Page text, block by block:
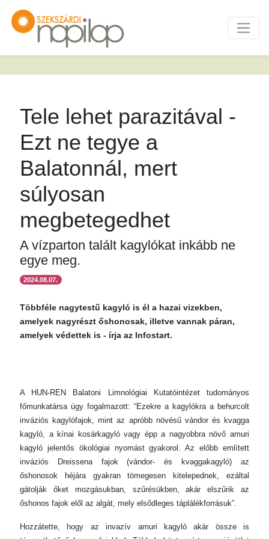
Tele lehet parazitával -
Ezt ne tegye a
Balatonnál, mert
súlyosan
megbetegedhet
A vízparton talált kagylókat inkább ne
egye meg.
2024.08.07.
Többféle nagytestű kagyló is él a hazai vizekben,
amelyek nagyrészt őshonosak, illetve vannak páran,
amelyek védettek is - írja az Infostart.
A HUN-REN Balatoni Limnológiai Kutatóintézet tudományos
főmunkatársa úgy fogalmazott: “Ezekre a kagylókra a behurcolt
inváziós kagylófajok, mint az apróbb növésű vándor és kvagga
kagyló, a kínai kosárkagyló vagy épp a nagyobbra növő amuri
kagyló jelentős ökológiai nyomást gyakorol. Az előbb említett
inváziós Dreissena fajok (vándor- és kvaggakagyló) az
őshonosok héjára gyakran tömegesen kitelepednek, ezáltal
gátolják őket mozgásukban, szűrésükben, akár elszűrik az
őshonos fajok elől az algát, mely elsődleges táplálékforrásuk”.
Hozzátette, hogy az invazív amuri kagyló akár össze is